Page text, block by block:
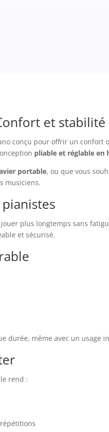
et
conçu pour offrir un confort
pliable et réglable en
portable, ou que vous
musiciens.
plus longtemps sans
et sécurisé.
durée, même avec un usage
rend :